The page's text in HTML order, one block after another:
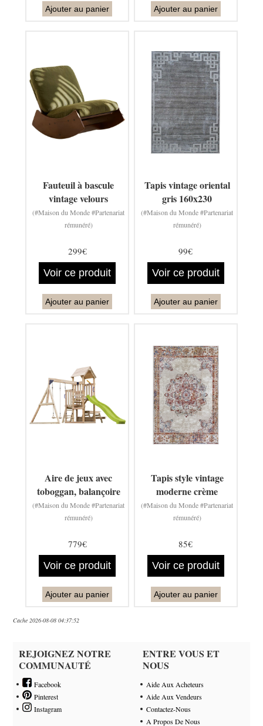
Ajouter au panier Ajouter au panier
Fauteuil à bascule
vintage velours
(#Maison du Monde #Partenariat
rémunéré)
299€
Voir ce produit
Ajouter au panier
Tapis vintage oriental
gris 160x230
(#Maison du Monde #Partenariat
rémunéré)
99€
Voir ce produit
Ajouter au panier
Aire de jeux avec
toboggan, balançoire
(#Maison du Monde #Partenariat
rémunéré)
779€
Voir ce produit
Ajouter au panier
Tapis style vintage
moderne crème
(#Maison du Monde #Partenariat
rémunéré)
85€
Voir ce produit
Ajouter au panier
Cache 2026-08-08 04:37:52
REJOIGNEZ NOTRE
COMMUNAUTÉ
Facebook
Pinterest
Instagram
ENTRE VOUS ET
NOUS
Aide Aux Acheteurs
Aide Aux Vendeurs
Contactez-Nous
A Propos De Nous